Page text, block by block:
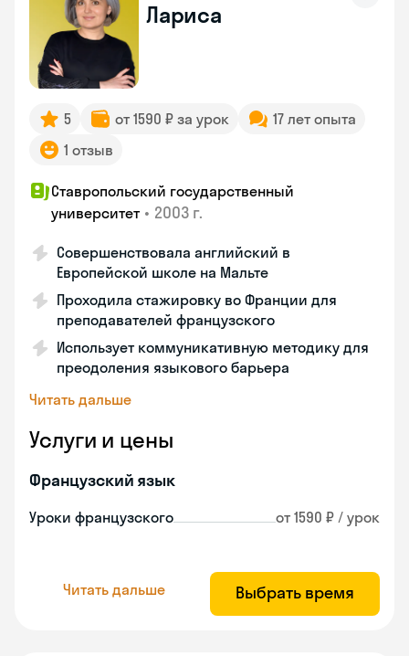
Лариса
5 от 1590 ₽ за урок
17 лет опыта
1 отзыв
Ставропольский государственный
университет • 2003 г.
Совершенствовала английский в
Европейской школе на Мальте
Проходила стажировку во Франции для
преподавателей французского
Использует коммуникативную методику для
преодоления языкового барьера
Читать дальше
Услуги и цены
Французский язык
Уроки французского от 1590 ₽ / урок
Читать дальше Выбрать время